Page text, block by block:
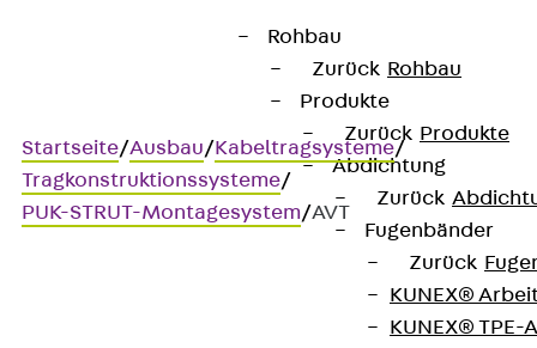
Rohbau
Zurück Rohbau
Produkte
Zurück Produkte
Abdichtung
Zurück
Fugenbänder
Zurück
KUNEX®
KUNEX®
Startseite/Ausbau/Kabeltragsysteme/
Tragkonstruktionssysteme/
PUK-STRUT-Montagesystem/AVT